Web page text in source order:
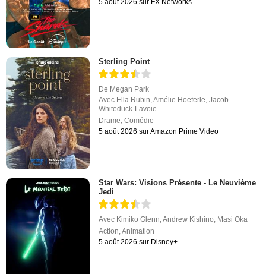
5 août 2026 sur FX Networks
Sterling Point
De Megan Park
Avec Ella Rubin,Amélie Hoeferle,Jacob
Whiteduck-Lavoie
Drame,Comédie
5 août 2026 sur Amazon Prime Video
Star Wars: Visions Présente - Le Neuvième
Jedi
Avec Kimiko Glenn ,Andrew Kishino Masi Oka
Action ,Animation
5 août 2026 sur Disney+